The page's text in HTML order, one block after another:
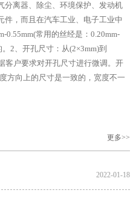
分离器、除尘、环境保护、发动机
件，而且在汽车工业、电子工业中
0.55mm(常用的丝经是：0.20mm-
2、开孔尺寸：从(2×3mm)到
客户要求对开孔尺寸进行微调。开
方向上的尺寸是一致的，宽度不一
更多>>
2022-01-18